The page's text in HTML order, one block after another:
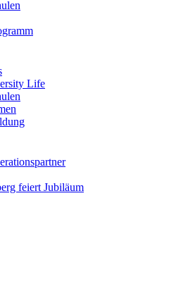
Life
feiert Jubiläum